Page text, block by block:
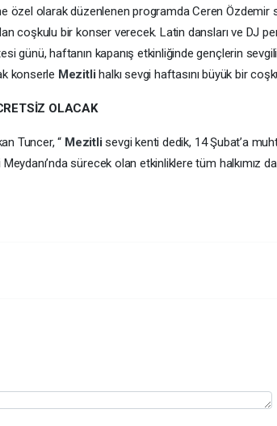
özel olarak düzenlenen programda Ceren Özdemir
coşkulu bir konser verecek. Latin dansları ve DJ
günü, haftanın kapanış etkinliğinde gençlerin
konserle Mezitli halkı sevgi haftasını büyük bir
OLACAK
Tuncer, “ Mezitlisevgi kenti dedik, 14 Şubat’a
sürecek olan etkinliklere tüm halkımız